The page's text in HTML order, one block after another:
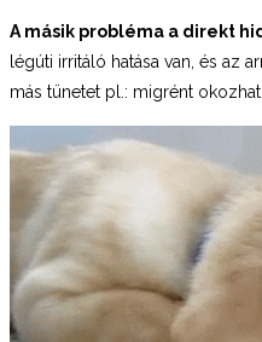
A másik probléma a direkt
légúti irritáló hatása van, és az
más tünetet pl.: migrént okozhat.